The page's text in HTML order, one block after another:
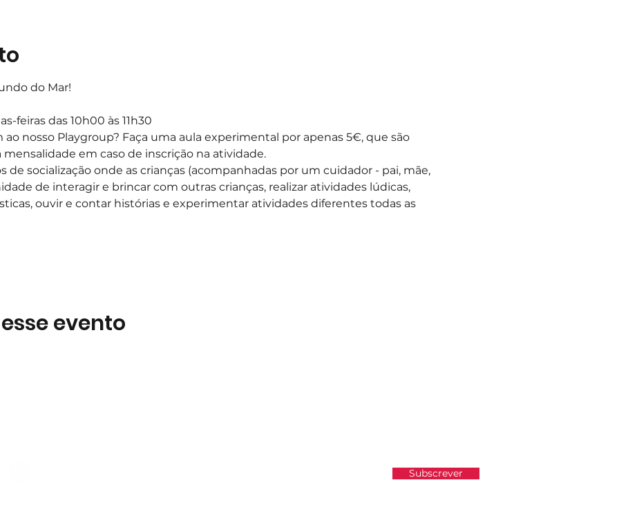
do Mar!
feiras das 10h00 às 11h30
ao nosso Playgroup? Faça uma aula experimental por apenas 5€, que são
em caso de inscrição na atividade.
de socialização onde as crianças (acompanhadas por um cuidador - pai, mãe,
de interagir e brincar com outras crianças, realizar atividades lúdicas,
ouvir e contar histórias e experimentar atividades diferentes todas as
evento
Subscrever